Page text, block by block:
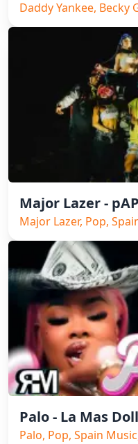
Daddy Yankee, Becky
Spain Music
Major Lazer -
Major Lazer, Pop,
Palo - La Mas Doll
Palo, Pop, Spain